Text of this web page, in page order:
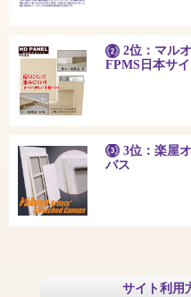
2位：マル
FPMS日本サ
3位：楽屋
バス
サイト利用